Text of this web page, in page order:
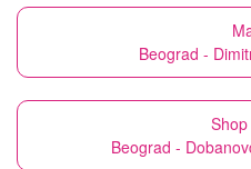
Beograd -
Beograd -